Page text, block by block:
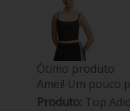
Ótimo produto
Amei! Um pouco
Produto: Top